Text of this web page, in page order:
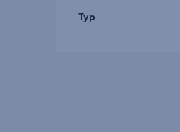
Typ